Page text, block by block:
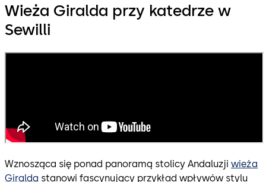
Wieża Giralda przy katedrze w
Sewilli
Wznosząca się ponad panoramą stolicy Andaluzji wieża
Giralda stanowi fascynujący przykład wpływów stylu